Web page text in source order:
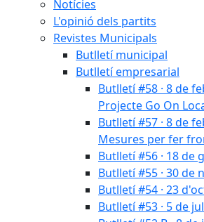
Notícies
L'opinió dels partits
Revistes Municipals
Butlletí municipal
Butlletí empresarial
Butlletí #58 · 8 de
Projecte Go On
Butlletí #57 · 8 de
Mesures per fer
Butlletí #56 · 18 de
Butlletí #55 · 30 de
Butlletí #54 · 23
Butlletí #53 · 5 de